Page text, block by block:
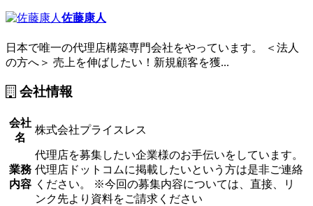
佐藤康人
日本で唯一の代理店構築専門会社をやっています。 ＜法人
の方へ＞ 売上を伸ばしたい！新規顧客を獲...
会社情報
会社
名
株式会社プライスレス
業務
内容
代理店を募集したい企業様のお手伝いをしています。
代理店ドットコムに掲載したいという方は是非ご連絡
ください。 ※今回の募集内容については、直接、リ
ンク先より資料をご請求ください